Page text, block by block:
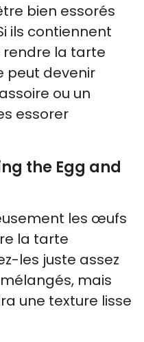
bien essorés
ils contiennent
rendre la tarte
peut devenir
ou un
essorer
the Egg and
les œufs
la tarte
les juste assez
mais
une texture lisse